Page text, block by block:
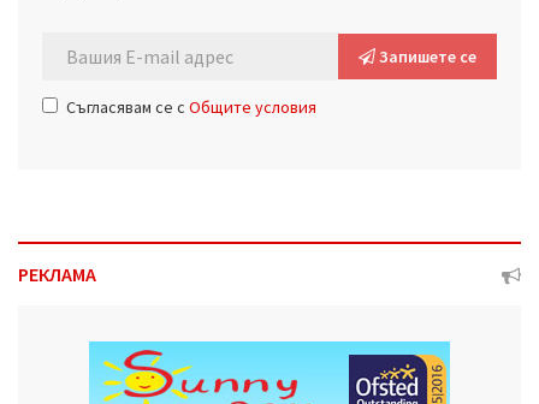
Запишете се
Съгласявам се с Общите условия
РЕКЛАМА